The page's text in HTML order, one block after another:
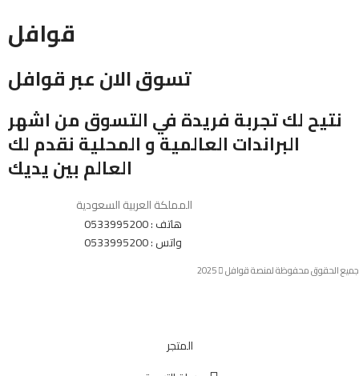
قوافل
تسوق الان عبر قوافل
نتيح لك تجربة فريدة في التسوق من اشهر
البراندات العالمية و المحلية نقدم لك
العالم بين يديك
المملكة العربية السعودية
هاتف : 0533995200
واتس : 0533995200
جميع الحقوق محفوظة لمنصة قوافل
المتجر